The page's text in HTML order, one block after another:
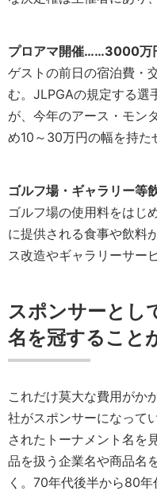
プロアマ開催……3000万
ゲストの前日の宿泊費・
む。JLPGAの規定する選
が、今年のアース・モン
め10～30万円の幅を持た
ゴルフ場・ギャラリー
ゴルフ場の使用料をはじ
に提供される食事や飲料
ス改造やギャラリーサー
スポンサーとし
名を冠すること
これだけ莫大な費用がか
社がスポンサーになって
されたトーナメント名を
品を扱う企業名や商品名
く。70年代後半から80